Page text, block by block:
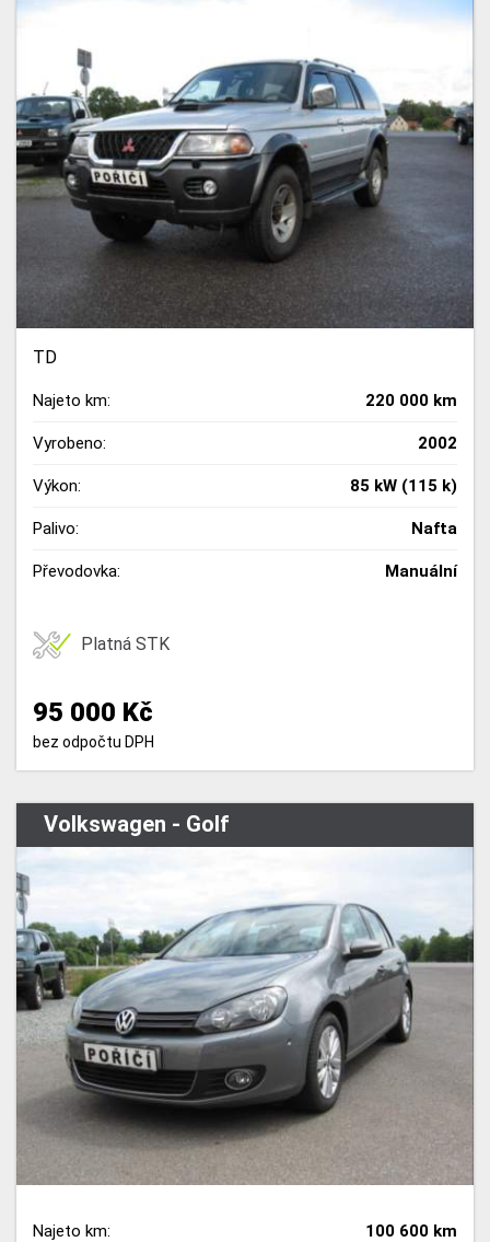
TD
Najeto km: 220 000 km
Vyrobeno: 2002
Výkon: 85 kW (115 k)
Palivo: Nafta
Převodovka: Manuální
Platná STK
95 000 Kč
bez odpočtu DPH
Volkswagen - Golf
Najeto km: 100 600 km